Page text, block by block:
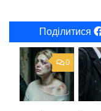
Поділитися
0